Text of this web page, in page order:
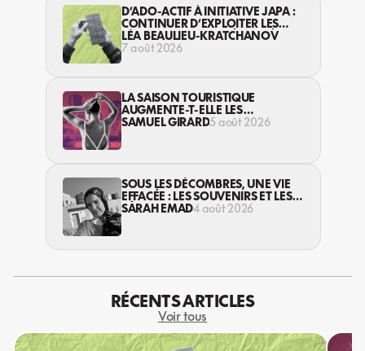
D’ADO-ACTIF À INITIATIVE JAPA :
CONTINUER D’EXPLOITER LES
JEUNES… DANS LA LÉGALITÉ?
LÉA BEAULIEU-KRATCHANOV
7 août 2026
LA SAISON TOURISTIQUE
AUGMENTE-T-ELLE LES
VIOLENCES CONTRE LES
SAMUEL GIRARD5 août 2026
SOUS LES DÉCOMBRES, UNE VIE
EFFACÉE : LES SOUVENIRS ET LES
RÊVES PERDUS DES HABITANT·ES
SARAH EMAD4 août 2026
RÉCENTS ARTICLES
Voir tous